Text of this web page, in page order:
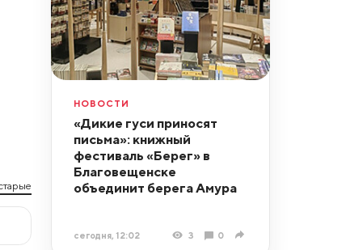
НОВОСТИ
«Дикие гуси приносят
письма»: книжный
фестиваль «Берег» в
Благовещенске
объединит берега Амура
сегодня, 12:02 3 0